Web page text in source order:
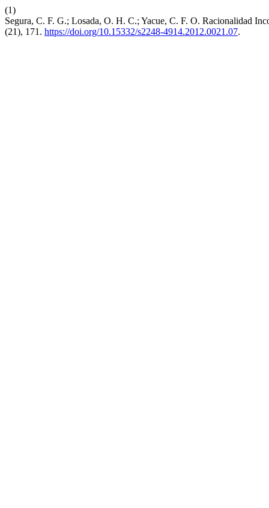
(1)
Segura, C. F. G.; Losada, O. H. C.; Yacue, C. F. O. Racionalidad
(21), 171. https://doi.org/10.15332/s2248-4914.2012.0021.07.